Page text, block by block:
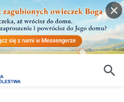
człowieka